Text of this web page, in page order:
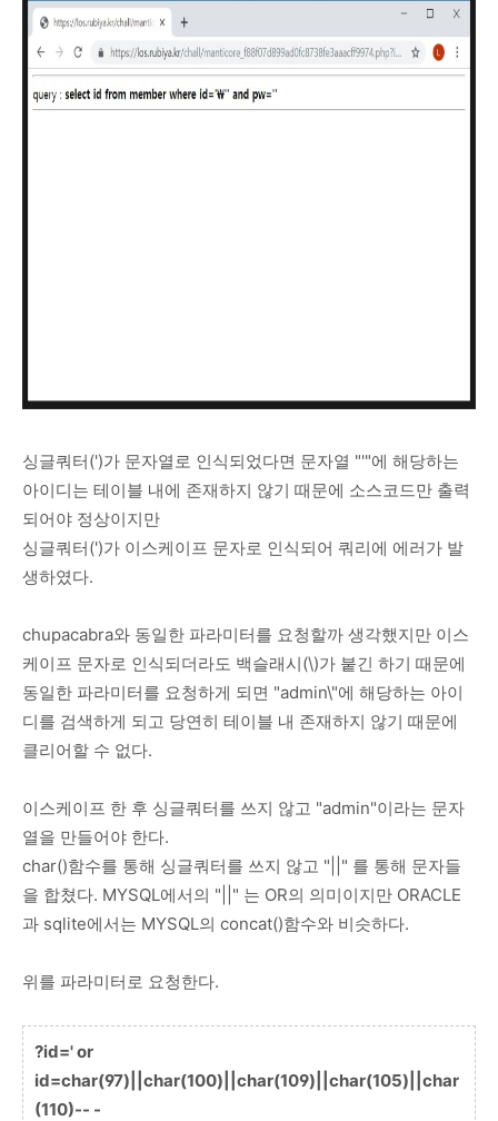
싱글쿼터(')가 문자열로 인식되었다면 문자열 "'"에 해당하는
아이디는 테이블 내에 존재하지 않기 때문에 소스코드만 출력
되어야 정상이지만
싱글쿼터(')가 이스케이프 문자로 인식되어 쿼리에 에러가 발
생하였다.
chupacabra와 동일한 파라미터를 요청할까 생각했지만 이스
케이프 문자로 인식되더라도 백슬래시(\)가 붙긴 하기 때문에
동일한 파라미터를 요청하게 되면 "admin\"에 해당하는 아이
디를 검색하게 되고 당연히 테이블 내 존재하지 않기 때문에
클리어할 수 없다.
이스케이프 한 후 싱글쿼터를 쓰지 않고 "admin"이라는 문자
열을 만들어야 한다.
char()함수를 통해 싱글쿼터를 쓰지 않고 "||" 를 통해 문자들
을 합쳤다. MYSQL에서의 "||" 는 OR의 의미이지만 ORACLE
과 sqlite에서는 MYSQL의 concat()함수와 비슷하다.
위를 파라미터로 요청한다.
?id=' or
id=char(97)||char(100)||char(109)||char(105)||char
(110)-- -